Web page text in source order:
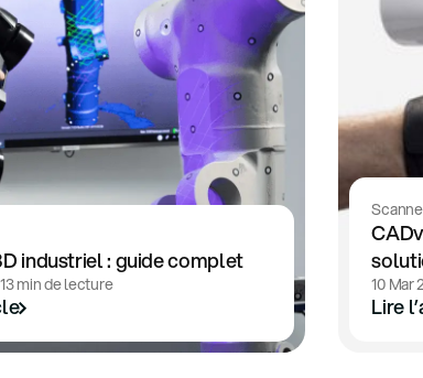
industriel : guide complet
13 min de lecture 10 Mar
Lire